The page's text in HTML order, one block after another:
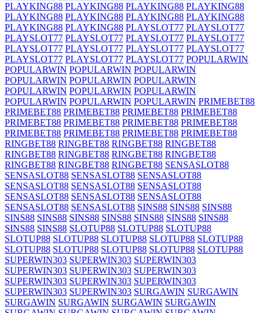
PLAYKING88 PLAYKING88 PLAYKING88 PLAYKING88
PLAYKING88 PLAYKING88 PLAYKING88 PLAYKING88
PLAYKING88 PLAYKING88 PLAYSLOT77 PLAYSLOT77
PLAYSLOT77 PLAYSLOT77 PLAYSLOT77 PLAYSLOT77
PLAYSLOT77 PLAYSLOT77 PLAYSLOT77 PLAYSLOT77
PLAYSLOT77 PLAYSLOT77 PLAYSLOT77 POPULARWIN
POPULARWIN POPULARWIN POPULARWIN
POPULARWIN POPULARWIN POPULARWIN
POPULARWIN POPULARWIN POPULARWIN
POPULARWIN POPULARWIN POPULARWIN PRIMEBET88
PRIMEBET88 PRIMEBET88 PRIMEBET88 PRIMEBET88
PRIMEBET88 PRIMEBET88 PRIMEBET88 PRIMEBET88
PRIMEBET88 PRIMEBET88 PRIMEBET88 PRIMEBET88
RINGBET88 RINGBET88 RINGBET88 RINGBET88
RINGBET88 RINGBET88 RINGBET88 RINGBET88
RINGBET88 RINGBET88 RINGBET88 SENSASLOT88
SENSASLOT88 SENSASLOT88 SENSASLOT88
SENSASLOT88 SENSASLOT88 SENSASLOT88
SENSASLOT88 SENSASLOT88 SENSASLOT88
SENSASLOT88 SENSASLOT88 SINS88 SINS88 SINS88
SINS88 SINS88 SINS88 SINS88 SINS88 SINS88 SINS88
SINS88 SINS88 SLOTUP88 SLOTUP88 SLOTUP88
SLOTUP88 SLOTUP88 SLOTUP88 SLOTUP88 SLOTUP88
SLOTUP88 SLOTUP88 SLOTUP88 SLOTUP88 SLOTUP88
SUPERWIN303 SUPERWIN303 SUPERWIN303
SUPERWIN303 SUPERWIN303 SUPERWIN303
SUPERWIN303 SUPERWIN303 SUPERWIN303
SUPERWIN303 SUPERWIN303 SURGAWIN SURGAWIN
SURGAWIN SURGAWIN SURGAWIN SURGAWIN